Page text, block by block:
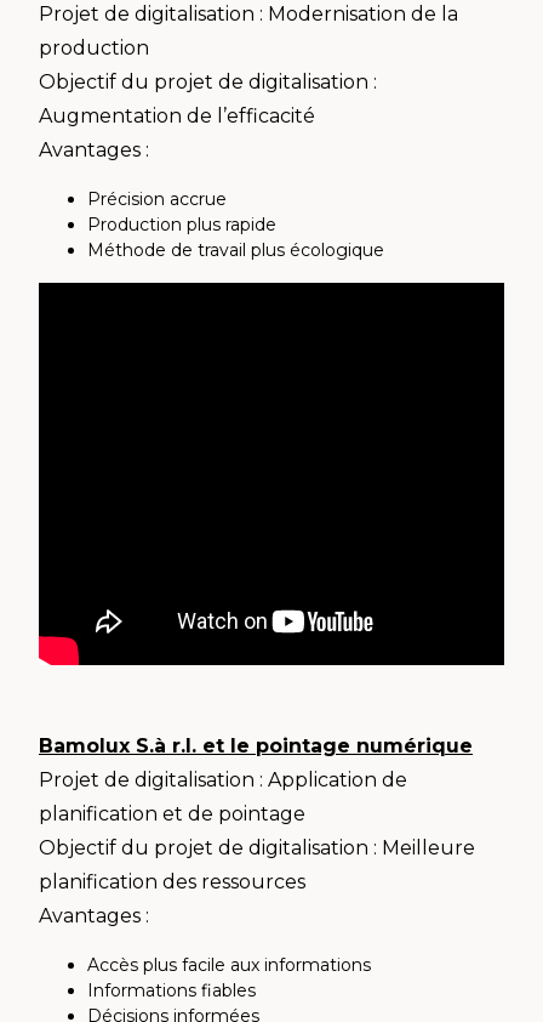
Projet de digitalisation : Modernisation de la
production
Objectif du projet de digitalisation :
Augmentation de l’efficacité
Avantages :
Précision accrue
Production plus rapide
Méthode de travail plus écologique
Bamolux S.à r.l. et le pointage numérique
Projet de digitalisation : Application de
planification et de pointage
Objectif du projet de digitalisation : Meilleure
planification des ressources
Avantages :
Accès plus facile aux informations
Informations fiables
Décisions informées